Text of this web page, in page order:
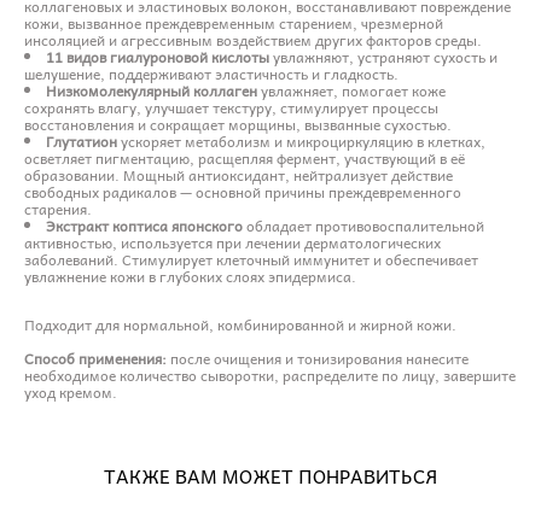
коллагеновых и эластиновых волокон, восстанавливают повреждение
кожи, вызванное преждевременным старением, чрезмерной
инсоляцией и агрессивным воздействием других факторов среды.
11 видов гиалуроновой кислотыувлажняют, устраняют сухость и
шелушение, поддерживают эластичность и гладкость.
Низкомолекулярный коллагенувлажняет, помогает коже
сохранять влагу, улучшает текстуру, стимулирует процессы
восстановления и сокращает морщины, вызванные сухостью.
Глутатионускоряет метаболизм и микроциркуляцию в клетках,
осветляет пигментацию, расщепляя фермент, участвующий в её
образовании. Мощный антиоксидант, нейтрализует действие
свободных радикалов — основной причины преждевременного
старения.
Экстракт коптиса японскогообладает противовоспалительной
активностью, используется при лечении дерматологических
заболеваний. Стимулирует клеточный иммунитет и обеспечивает
увлажнение кожи в глубоких слоях эпидермиса.
Подходит для нормальной, комбинированной и жирной кожи.
Способ применения: после очищения и тонизирования нанесите
необходимое количество сыворотки, распределите по лицу, завершите
уход кремом.
ТАКЖЕ ВАМ МОЖЕТ ПОНРАВИТЬСЯ